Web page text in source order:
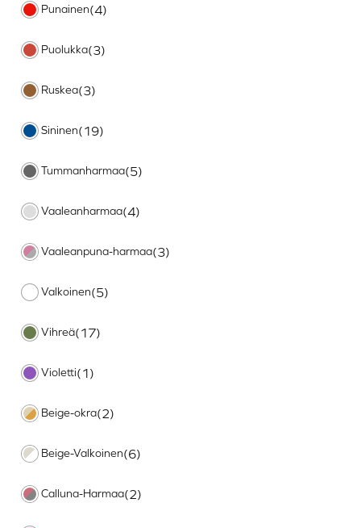
Punainen(4)
Puolukka(3)
Ruskea(3)
Sininen(19)
Tummanharmaa(5)
Vaaleanharmaa(4)
Vaaleanpuna-harmaa(3)
Valkoinen(5)
Vihreä(17)
Violetti(1)
Beige-okra(2)
Beige-Valkoinen(6)
Calluna-Harmaa(2)